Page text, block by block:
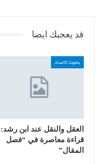
قد يعجبك ايضا
بحوث الاعداد
العقل والنقل عند ابن رشد:
قراءة معاصرة في “فصل
المقال”